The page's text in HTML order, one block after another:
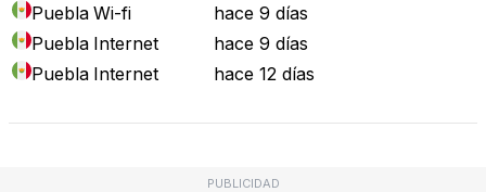
Puebla Wi-fi
hace 9 días
Puebla Internet
hace 9 días
Puebla Internet hace 12 días
PUBLICIDAD